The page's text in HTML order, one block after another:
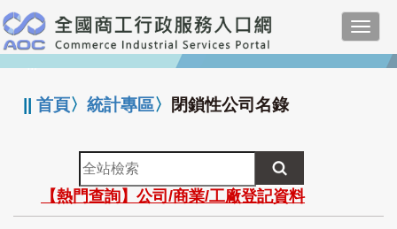
跳
到
主
要
:::
||首頁〉統計專區〉 閉鎖性公司名錄
全
站
檢
索
【熱門查詢】公司/商業/工廠登記資料